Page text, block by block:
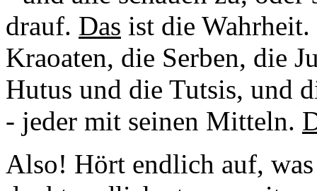
drauf. Das ist die
Kraoaten, die Serben, die
Hutus und die Tutsis, und
- jeder mit seinen Mitteln.
Also! Hört endlich auf,